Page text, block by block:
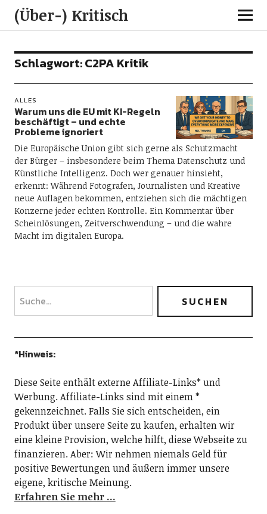
(Über-) Kritisch
Schlagwort:C2PA Kritik
ALLES
Warum uns die EU mit KI-Regeln
beschäftigt – und echte
Probleme ignoriert
Die Europäische Union gibt sich gerne als Schutzmacht
der Bürger – insbesondere beim Thema Datenschutz und
Künstliche Intelligenz. Doch wer genauer hinsieht,
erkennt: Während Fotografen, Journalisten und Kreative
neue Auflagen bekommen, entziehen sich die mächtigen
Konzerne jeder echten Kontrolle. Ein Kommentar über
Scheinlösungen, Zeitverschwendung – und die wahre
Macht im digitalen Europa.
*Hinweis:
Diese Seite enthält externe Affiliate-Links* und
Werbung. Affiliate-Links sind mit einem *
gekennzeichnet. Falls Sie sich entscheiden, ein
Produkt über unsere Seite zu kaufen, erhalten wir
eine kleine Provision, welche hilft, diese Webseite zu
finanzieren. Aber: Wir nehmen niemals Geld für
positive Bewertungen und äußern immer unsere
eigene, kritische Meinung.
Erfahren Sie mehr …